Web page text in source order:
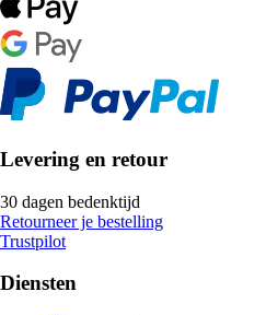
Levering en retour
30 dagen bedenktijd
Retourneer je bestelling
Trustpilot
Diensten